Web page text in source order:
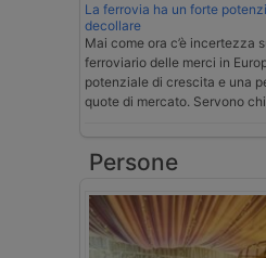
La ferrovia ha un forte
decollare
Mai come ora c’è incertezza
ferroviario delle merci in
potenziale di crescita e una
quote di mercato. Servono
Persone